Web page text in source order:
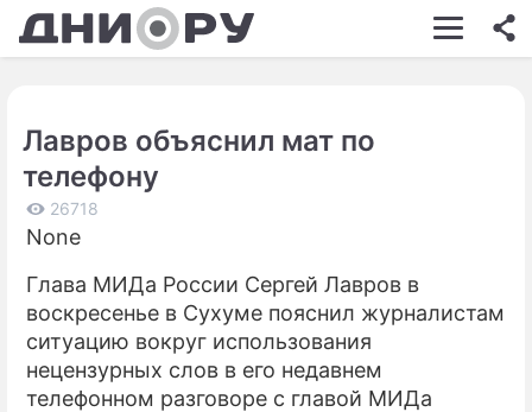
ШОУ-БИЗНЕС
КИНО
ЭКОНОМИКА
ПРОИСШЕСТВИЯ
СОННИК
Лавров объяснил мат по
телефону
26718
None
Глава МИДа России Сергей Лавров в
воскресенье в Сухуме пояснил журналистам
ситуацию вокруг использования
нецензурных слов в его недавнем
телефонном разговоре с главой МИДа